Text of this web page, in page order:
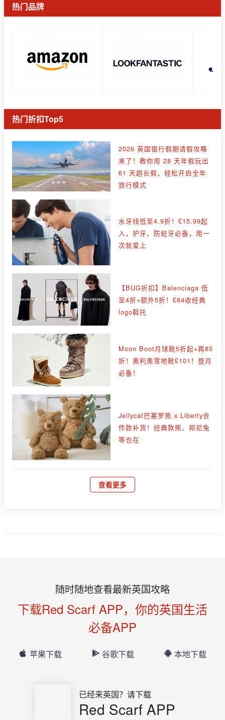
热门品牌
热门折扣Top5
2026 英国银行假期请假攻略
来了！教你用 28 天年假玩出
61 天超长假，轻松开启全年
旅行模式
水牙线低至4.9折！£15.99起
入，护牙、防蛀牙必备，用一
次就爱上
【BUG折扣】Balenciaga 低
至4折+额外5折！£84收经典
logo鞋托
Moon Boot月球靴5折起+再85
折！奥利奥雪地靴£101！登月
必备！
Jellycat巴塞罗熊 x Liberty合
作款补货！经典款熊、邦尼兔
等也在
查看更多
随时随地查看最新英国攻略
下载Red Scarf APP，你的英国生活
必备APP
苹果下载 谷歌下载 本地下载
已经来英国？请下载
Red Scarf APP